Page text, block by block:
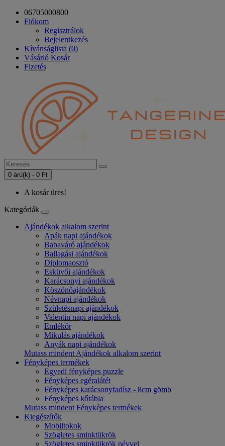
06705000800
Fiókom
Regisztrálok
Bejelentkezés
Kívánságlista (0)
Vásárló Kosár
Fizetés
0 árú(k) - 0 Ft
A kosár üres!
Kategóriák
Ajándékok alkalom szerint
Apák napi ajándékok
Babaváró ajándékok
Ballagási ajándékok
Diplomaosztó
Esküvői ajándékok
Karácsonyi ajándékok
Köszönőajándékok
Névnapi ajándékok
Születésnapi ajándékok
Valentin napi ajándékok
Emlékőr
Mikulás ajándékok
Anyák napi ajándékok
Mutass mindent Ajándékok alkalom szerint
Fényképes termékek
Egyedi fényképes puzzle
Fényképes egéralátét
Fényképes karácsonyfadísz - 8cm gömb
Fényképes kőtábla
Mutass mindent Fényképes termékek
Kiegészítők
Mobiltokok
Szögletes sminktükrök
Szögletes sminktükrök névvel